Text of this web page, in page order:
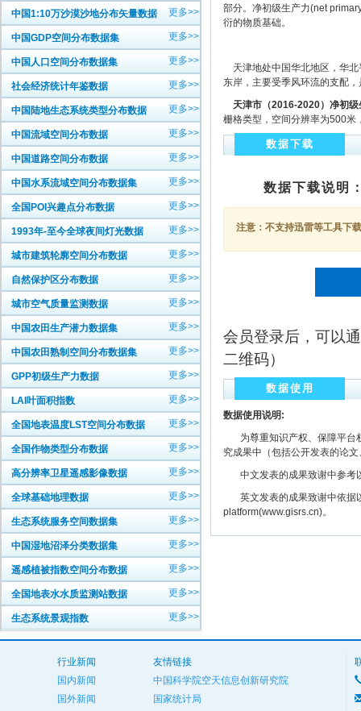
中国1:10万沙漠沙地分布矢量数据 更多>>
中国GDP空间分布数据集 更多>>
中国人口空间分布数据集 更多>>
社会经济统计年鉴数据 更多>>
中国陆地生态系统类型分布数据 更多>>
中国流域空间分布数据 更多>>
中国道路空间分布数据 更多>>
中国水系流域空间分布数据集 更多>>
全国POI兴趣点分布数据 更多>>
1993年-至今全球夜间灯光数据 更多>>
城市建筑轮廓空间分布数据 更多>>
自然保护区分布数据 更多>>
城市空气质量监测数据 更多>>
中国农田生产潜力数据集 更多>>
中国农田熟制空间分布数据集 更多>>
GPP初级生产力数据 更多>>
LAI叶面积指数 更多>>
全国地表温度LST空间分布数据 更多>>
全国作物类型分布数据 更多>>
高分辨率卫星遥感影像数据 更多>>
全球基础地理数据 更多>>
生态系统服务空间数据集 更多>>
中国湿地沼泽分类数据集 更多>>
遥感植被指数空间分布数据 更多>>
全国地表水水质监测站数据 更多>>
生态系统景观指数 更多>>
部分。净初级生产力(net
衍的物质基础。
天津地处中国华北地区，华北
东岸，主要受季风环流的支配
天津市 （2016-2020）净初
栅格类型，空间分辨率为500米
数据下载
数据下载说明
注意：不支持迅雷等工具下
会员登录后，可以
二维码）
数据使用
数据使用说明:
为尊重知识产权、保障平台
究成果中（包括公开发表的论
中文发表的成果致谢中参考
英文发表的成果致谢中依据
platform(www.gisrs.cn)。
行业新闻
国内新闻
国外新闻
友情链接
中国科学院空天信息创新研究院
国家统计局